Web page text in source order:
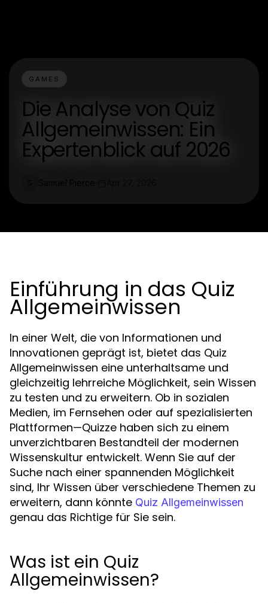
GAMES
Die Analyse von Quiz
Allgemeinwissen: Ein
Expertenblick auf 2026
Einführung in das Quiz
Allgemeinwissen
In einer Welt, die von Informationen und
Innovationen geprägt ist, bietet das Quiz
Allgemeinwissen eine unterhaltsame und
gleichzeitig lehrreiche Möglichkeit, sein Wissen
zu testen und zu erweitern. Ob in sozialen
Medien, im Fernsehen oder auf spezialisierten
Plattformen—Quizze haben sich zu einem
unverzichtbaren Bestandteil der modernen
Wissenskultur entwickelt. Wenn Sie auf der
Suche nach einer spannenden Möglichkeit
sind, Ihr Wissen über verschiedene Themen zu
erweitern, dann könnte Quiz Allgemeinwissen
genau das Richtige für Sie sein.
Was ist ein Quiz
Allgemeinwissen?